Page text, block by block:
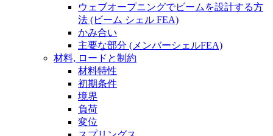
ウェブオープニングでビームを設計する方
法 (ビーム シェル FEA)
かみ合い
主要な部分 (メンバーシェルFEA)
材料, ロードと制約
材料特性
初期条件
境界
負荷
変位